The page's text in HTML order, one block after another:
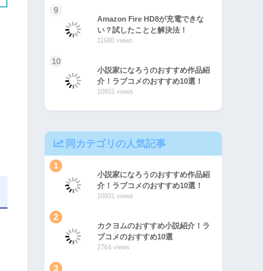
9
Amazon Fire HD8が充電できな
い？試したことと解決法！
11680 views
10
小説家になろうのおすすめ作品紹
介！ラブコメのおすすめ10選！
10931 views
同カテゴリの人気記事
1
小説家になろうのおすすめ作品紹
介！ラブコメのおすすめ10選！
10931 views
2
カクヨムのおすすめ小説紹介！ラ
ブコメのおすすめ10選
2764 views
3